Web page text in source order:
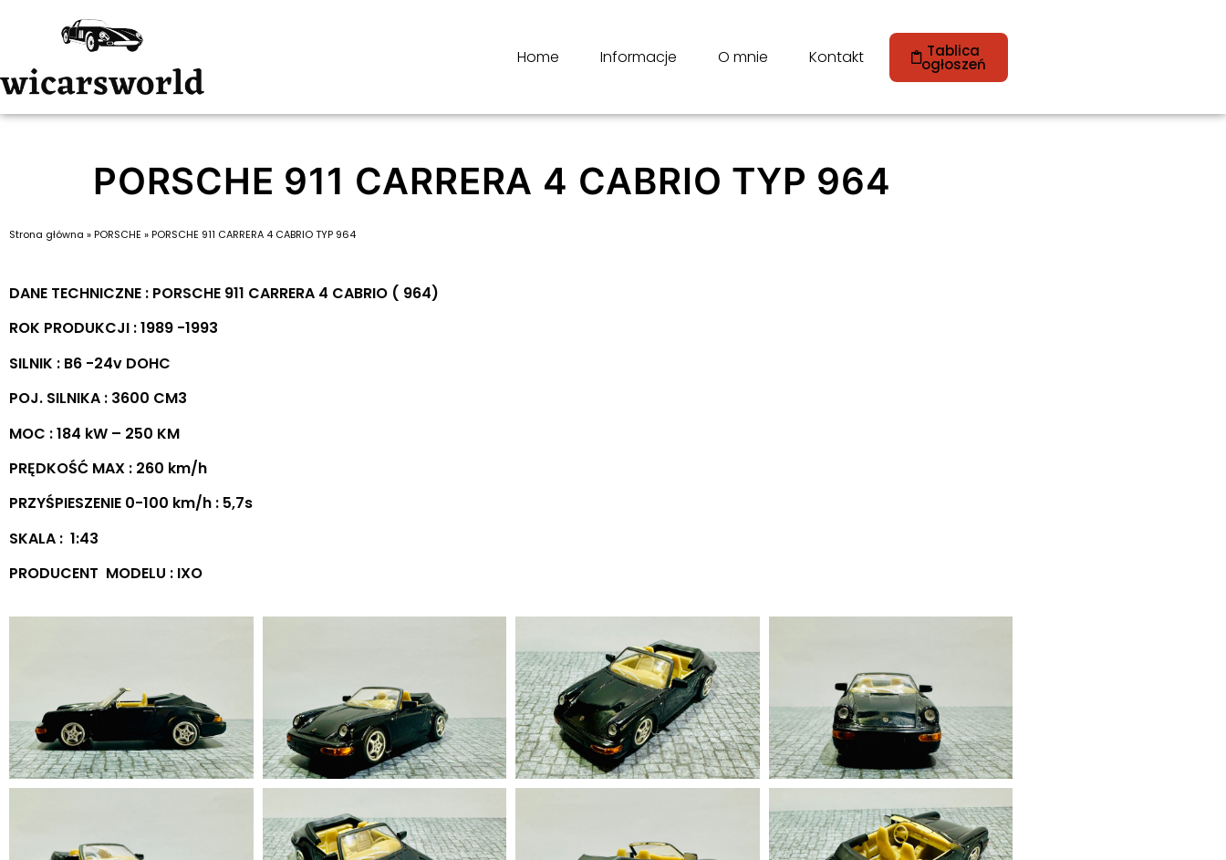
Home Informacje O mnie Kontakt Tablica
ogłoszeń
PORSCHE 911 CARRERA 4 CABRIO TYP 964
Strona główna »PORSCHE »PORSCHE 911 CARRERA 4 CABRIO TYP 964
DANE TECHNICZNE : PORSCHE 911 CARRERA 4 CABRIO ( 964)
ROK PRODUKCJI : 1989 -1993
SILNIK : B6 -24v DOHC
POJ. SILNIKA : 3600 CM3
MOC : 184 kW – 250 KM
PRĘDKOŚĆ MAX : 260 km/h
PRZYŚPIESZENIE 0-100 km/h : 5,7s
SKALA : 1:43
PRODUCENT MODELU : IXO